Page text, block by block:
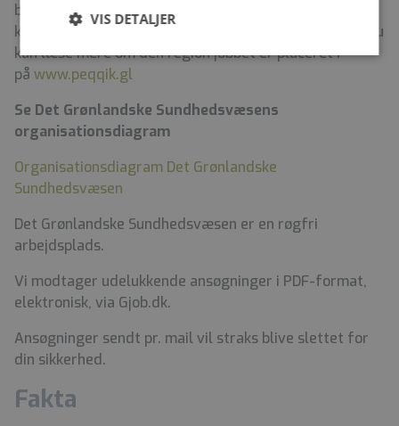
byer findes der masser af kulturliv med sportsklubber,
kunstudstillinger, koncerter, cafeer og restauranter. Du
kan læse mere om den region jobbet er placeret i
på www.peqqik.gl
Se Det Grønlandske Sundhedsvæsens
organisationsdiagram
Organisationsdiagram Det Grønlandske
Sundhedsvæsen
Det Grønlandske Sundhedsvæsen er en røgfri
arbejdsplads.
Vi modtager udelukkende ansøgninger i PDF-format,
elektronisk, via Gjob.dk.
Ansøgninger sendt pr. mail vil straks blive slettet for
din sikkerhed.
Fakta
VIS DETALJER